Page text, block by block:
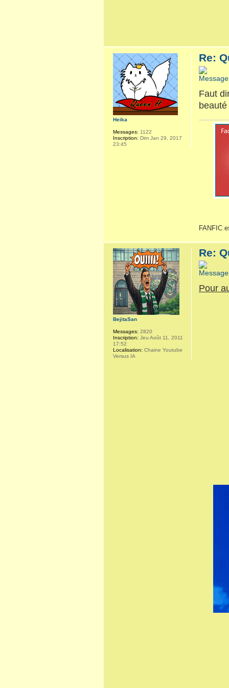
Re:
Faut
beauté
FANFIC
Heika
Messages: 1122
Inscription: Dim Jan 29, 2017
23:45
Re:
Pour
BejitaSan
Messages: 2820
Inscription: Jeu Août 11, 2011
17:52
Localisation: Chaine Youtube
Versus IA